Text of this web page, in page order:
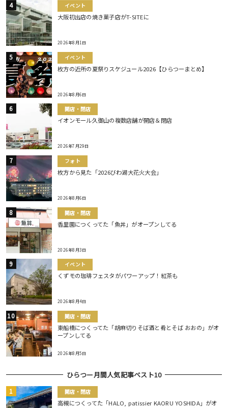
イベント
大阪初出店の焼き菓子店がT-SITEに
2026年8月1日
イベント
枚方の近所の夏祭りスケジュール2026【ひらつーまとめ】
2026年8月6日
開店・閉店
イオンモール久御山の複数店舗が開店＆閉店
2026年7月29日
フォト
枚方から見た「2026びわ湖大花火大会」
2026年8月6日
開店・閉店
香里園につくってた「魚丼」がオープンしてる
2026年8月3日
イベント
くずモの珈琲フェスタがパワーアップ！紅茶も
2026年8月4日
開店・閉店
東船橋につくってた「胡麻切りそば酒と肴とそば おおの」がオ
ープンしてる
2026年8月5日
ひらつー月間人気記事ベスト10
開店・閉店
高槻につくってた「HALO, patissier KAORU YOSHIDA」がオ